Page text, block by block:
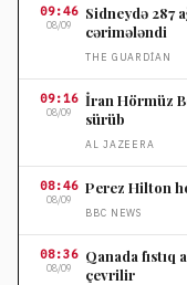
09:46
08/09
Sidneydə 287
cərimələndi
THE GUARDIAN
09:16
08/09
İran Hörmüz
sürüb
AL JAZEERA
08:46
08/09
Perez Hilton
BBC NEWS
08:36
08/09
Qanada fıstıq
çevrilir